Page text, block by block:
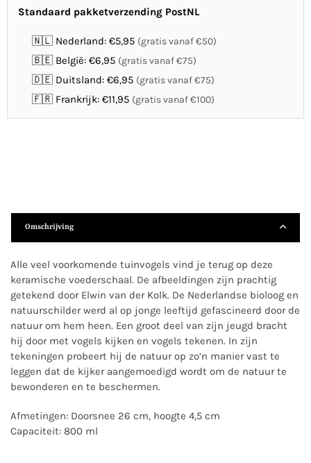
Standaard pakketverzending PostNL
🇳🇱 Nederland: €5,95 (gratis vanaf €50)
🇧🇪 België: €6,95 (gratis vanaf €75)
🇩🇪 Duitsland: €6,95 (gratis vanaf €75)
🇫🇷 Frankrijk: €11,95 (gratis vanaf €100)
Omschrijving
Alle veel voorkomende tuinvogels vind je terug op deze
keramische voederschaal. De afbeeldingen zijn prachtig
getekend door Elwin van der Kolk. De Nederlandse bioloog en
natuurschilder werd al op jonge leeftijd gefascineerd door de
natuur om hem heen. Een groot deel van zijn jeugd bracht
hij door met vogels kijken en vogels tekenen. In zijn
tekeningen probeert hij de natuur op zo’n manier vast te
leggen dat de kijker aangemoedigd wordt om de natuur te
bewonderen en te beschermen.
Afmetingen: Doorsnee 26 cm, hoogte 4,5 cm
Capaciteit: 800 ml